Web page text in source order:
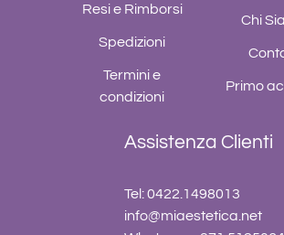
Resi e Rimborsi
Spedizioni
Termini e
condizioni
Chi
Primo
Assistenza Clienti
Tel: 0422.1498013
info@miaestetica.net